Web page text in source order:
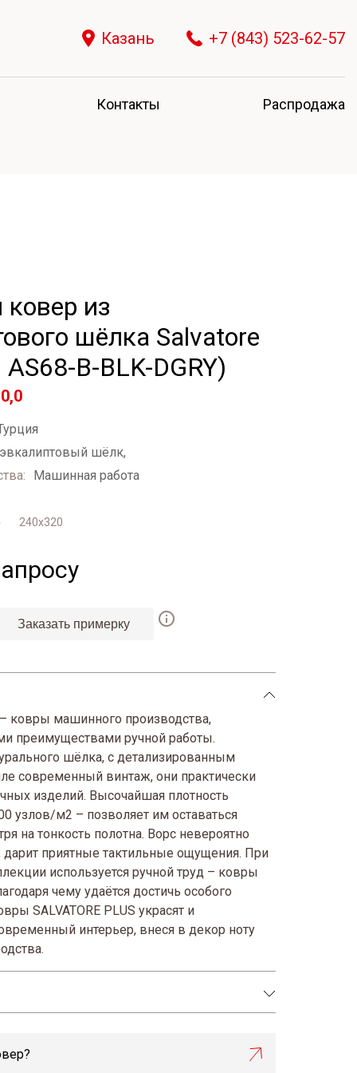
Казань +7 (843) 523-62-57
Контакты Распродажа
ковер из
шёлка Salvatore
B-BLK-DGRY)
0,0
шёлк,
Машинная работа
240х320
Заказать примерку
– ковры машинного производства,
преимуществами ручной работы.
шёлка, с детализированным
современный винтаж, они практически
изделий. Высочайшая плотность
узлов/м2 – позволяет им оставаться
на тонкость полотна. Ворс невероятно
дарит приятные тактильные ощущения. При
используется ручной труд – ковры
чему удаётся достичь особого
SALVATORE PLUS украсят и
интерьер, внеся в декор ноту